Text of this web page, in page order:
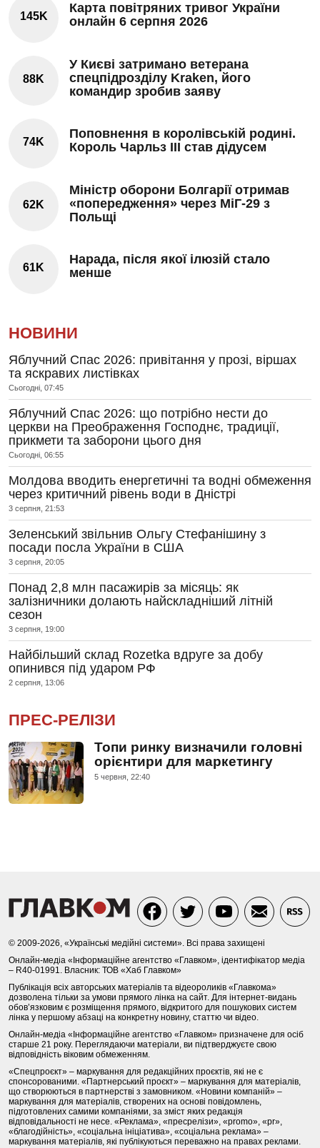
145K
Карта повітряних тривог України
онлайн 6 серпня 2026
88K
У Києві затримано ветерана
спецпідрозділу Kraken, його
командир зробив заяву
74K
Поповнення в королівській родині.
Король Чарльз III став дідусем
62K
Міністр оборони Болгарії отримав
«попередження» через МіГ-29 з
Польщі
61K
Нарада, після якої ілюзій стало
менше
НОВИНИ
Яблучний Спас 2026: привітання у прозі, віршах
та яскравих листівках
Сьогодні, 07:45
Яблучний Спас 2026: що потрібно нести до
церкви на Преображення Господнє, традиції,
прикмети та заборони цього дня
Сьогодні, 06:55
Молдова вводить енергетичні та водні обмеження
через критичний рівень води в Дністрі
3 серпня, 21:53
Зеленський звільнив Ольгу Стефанішину з
посади посла України в США
3 серпня, 20:05
Понад 2,8 млн пасажирів за місяць: як
залізничники долають найскладніший літній
сезон
3 серпня, 19:00
Найбільший склад Rozetka вдруге за добу
опинився під ударом РФ
2 серпня, 13:06
ПРЕС-РЕЛІЗИ
Топи ринку визначили головні
орієнтири для маркетингу
5 червня, 22:40
© 2009-2026, «Українські медійні системи». Всі права захищені
Онлайн-медіа «Інформаційне агентство «Главком», ідентифікатор медіа
– R40-01991. Власник: ТОВ «Хаб Главком»
Публікація всіх авторських матеріалів та відеороликів «Главкома»
дозволена тільки за умови прямого лінка на сайт. Для інтернет-видань
обов’язковим є розміщення прямого, відкритого для пошукових систем
лінка у першому абзаці на конкретну новину, статтю чи відео.
Онлайн-медіа «Інформаційне агентство «Главком» призначене для осіб
старше 21 року. Переглядаючи матеріали, ви підтверджуєте свою
відповідність віковим обмеженням.
«Спецпроєкт» – маркування для редакційних проєктів, які не є
спонсорованими. «Партнерський проєкт» – маркування для матеріалів,
що створюються в партнерстві з замовником. «Новини компаній» –
маркування для матеріалів, створених на основі повідомлень,
підготовлених самими компаніями, за зміст яких редакція
відповідальності не несе. «Реклама», «пресрелізи», «promo», «pr»,
«благодійність», «соціальна ініціатива», «соціальна реклама» –
маркування матеріалів, які публікуються переважно на правах реклами.